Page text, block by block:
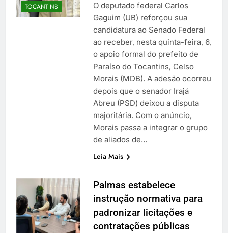
TOCANTINS
O deputado federal Carlos
Gaguim (UB) reforçou sua
candidatura ao Senado Federal
ao receber, nesta quinta-feira, 6,
o apoio formal do prefeito de
Paraíso do Tocantins, Celso
Morais (MDB). A adesão ocorreu
depois que o senador Irajá
Abreu (PSD) deixou a disputa
majoritária. Com o anúncio,
Morais passa a integrar o grupo
de aliados de…
Leia Mais
Palmas estabelece
instrução normativa para
padronizar licitações e
contratações públicas